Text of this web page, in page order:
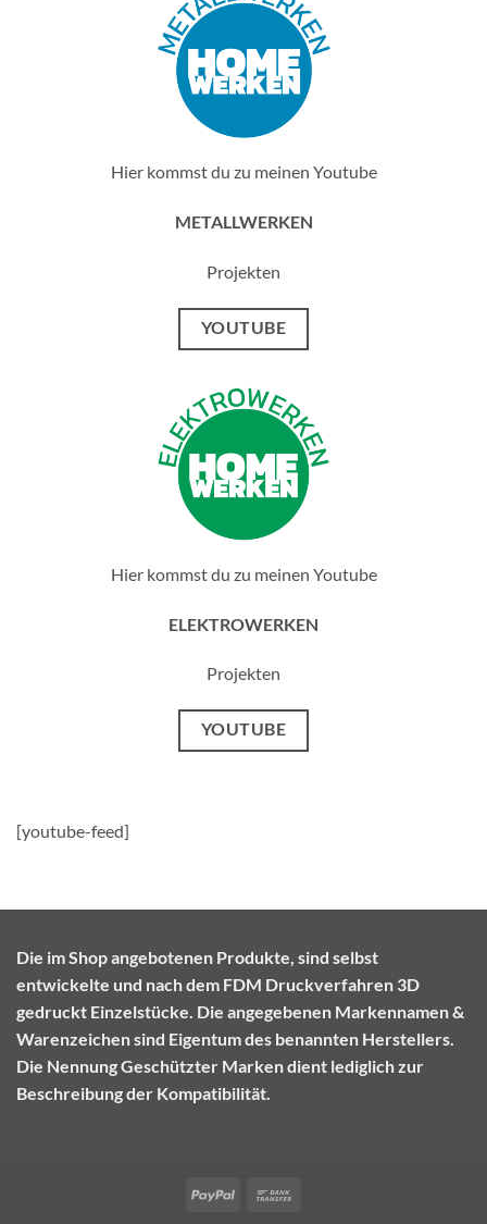
Hier kommst du zu meinen Youtube
METALLWERKEN
Projekten
YOUTUBE
Hier kommst du zu meinen Youtube
ELEKTROWERKEN
Projekten
YOUTUBE
[youtube-feed]
Die im Shop angebotenen Produkte, sind selbst
entwickelte und nach dem FDM Druckverfahren 3D
gedruckt Einzelstücke. Die angegebenen Markennamen &
Warenzeichen sind Eigentum des benannten Herstellers.
Die Nennung Geschützter Marken dient lediglich zur
Beschreibung der Kompatibilität.
PayPal